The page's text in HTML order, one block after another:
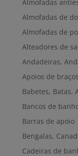
Almofadas
Almofadas de
Almofadas de
Alteadores de
Andadeiras,
Apoios de braços
Babetes, Batas,
Bancos de
Barras de apoio
Bengalas,
Cadeiras de